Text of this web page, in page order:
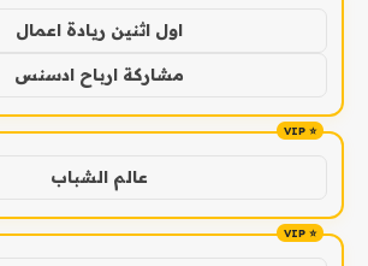
اول اثنين ريادة اعمال
مشاركة ارباح ادسنس
عالم الشباب